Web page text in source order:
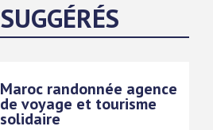
SUGGÉRÉS
Maroc randonnée agence
de voyage et tourisme
solidaire